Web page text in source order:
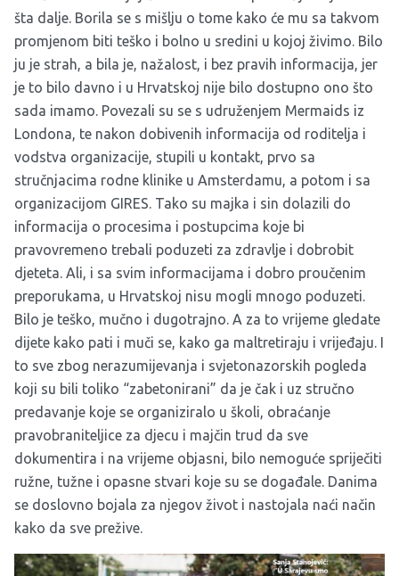
šta dalje. Borila se s mišlju o tome kako će mu sa takvom
promjenom biti teško i bolno u sredini u kojoj živimo. Bilo
ju je strah, a bila je, nažalost, i bez pravih informacija, jer
je to bilo davno i u Hrvatskoj nije bilo dostupno ono što
sada imamo. Povezali su se s udruženjem Mermaids iz
Londona, te nakon dobivenih informacija od roditelja i
vodstva organizacije, stupili u kontakt, prvo sa
stručnjacima rodne klinike u Amsterdamu, a potom i sa
organizacijom GIRES. Tako su majka i sin dolazili do
informacija o procesima i postupcima koje bi
pravovremeno trebali poduzeti za zdravlje i dobrobit
djeteta. Ali, i sa svim informacijama i dobro proučenim
preporukama, u Hrvatskoj nisu mogli mnogo poduzeti.
Bilo je teško, mučno i dugotrajno. A za to vrijeme gledate
dijete kako pati i muči se, kako ga maltretiraju i vrijeđaju. I
to sve zbog nerazumijevanja i svjetonazorskih pogleda
koji su bili toliko “zabetonirani” da je čak i uz stručno
predavanje koje se organiziralo u školi, obraćanje
pravobraniteljice za djecu i majčin trud da sve
dokumentira i na vrijeme objasni, bilo nemoguće spriječiti
ružne, tužne i opasne stvari koje su se događale. Danima
se doslovno bojala za njegov život i nastojala naći način
kako da sve prežive.